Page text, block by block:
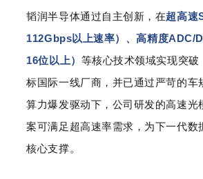
韬润半导体通过自主创新，在超高速
112Gbps以上速率）、高精度ADC/
16位以上） 等核心技术领域实现突破
标国际一线厂商，并已通过严苛的车
算力爆发驱动下，公司研发的高速光
案可满足超高速率需求，为下一代数
核心支撑。